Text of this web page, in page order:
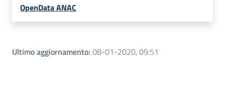
OpenData ANAC
Ultimo aggiornamento: 08-01-2020, 09:51